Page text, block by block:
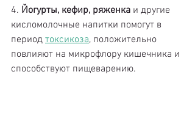
4. Йогурты, кефир, ряженка и другие
кисломолочные напитки помогут в
период токсикоза, положительно
повлияют на микрофлору кишечника и
способствуют пищеварению.